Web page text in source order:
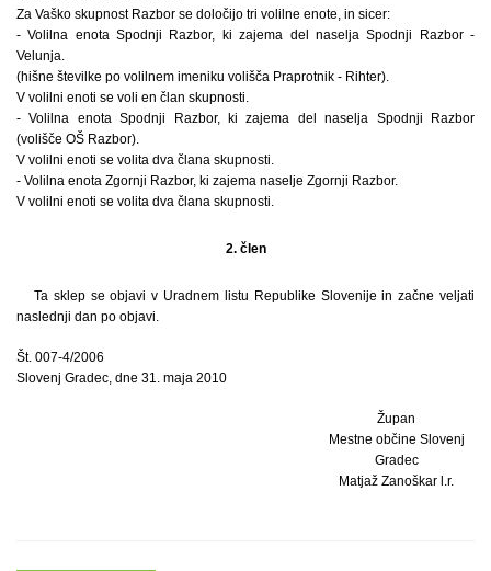
Za Vaško skupnost Razbor se določijo tri volilne enote, in sicer:
- Volilna enota Spodnji Razbor, ki zajema del naselja Spodnji Razbor -
Velunja.
(hišne številke po volilnem imeniku volišča Praprotnik - Rihter).
V volilni enoti se voli en član skupnosti.
- Volilna enota Spodnji Razbor, ki zajema del naselja Spodnji Razbor
(volišče OŠ Razbor).
V volilni enoti se volita dva člana skupnosti.
- Volilna enota Zgornji Razbor, ki zajema naselje Zgornji Razbor.
V volilni enoti se volita dva člana skupnosti.
2. člen
Ta sklep se objavi v Uradnem listu Republike Slovenije in začne veljati
naslednji dan po objavi.
Št. 007-4/2006
Slovenj Gradec, dne 31. maja 2010
Župan
Mestne občine Slovenj
Gradec
Matjaž Zanoškar l.r.